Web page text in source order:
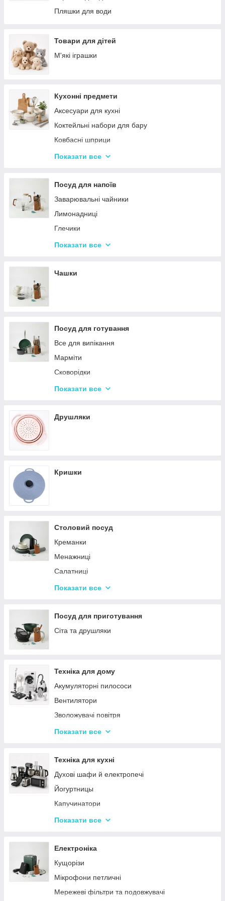
Палатки
Меблі для кемпінгу
Спальні мішки
Цукерки
Серветниці
Годинник настінний
Підсвічники
Вази для квітів
Статуетки
Пляшки для води
Товари для дітей
М'які іграшки
Кухонні предмети
Аксесуари для кухні
Коктейльні набори для бару
Ковбасні шприци
Кухонні підставки
Терки
Набори для спецій
Ємності для зберігання
Набори кухонних ножів і лопаток
Маслянки
Показати все
Посуд для напоїв
Заварювальні чайники
Лимонадниці
Глечики
Склянки
Келихи
Показати все
Чашки
Посуд для готування
Все для випікання
Марміти
Сковорідки
Ківші
Показати все
Друшляки
Кришки
Столовий посуд
Креманки
Менажниці
Салатниці
Сітки та кошики для фрі
Посуд для дітей
Сервізи
Бульйонниці
Тарілки
Показати все
Посуд для приготування
Сіта та друшляки
Техніка для дому
Акумуляторні пилососи
Вентилятори
Зволожувачі повітря
Пральні машинки
Набори для грумінгу
Машинки для видалення ковтунців
Праски
Отпариватели
Пилососи
Показати все
Техніка для кухні
Духові шафи й електропечі
Йогуртницы
Капучинатори
Інша дрібна техніка
Сендвічниці та бутербродниці
Соковичавниці
Мультиварки та скороварки
Міксери
Показати все
Електроніка
Кущорізи
Мікрофони петличні
Мережеві фільтри та подовжувачі